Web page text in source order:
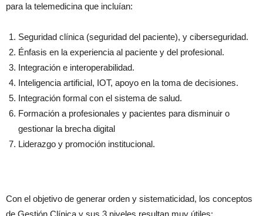
para la telemedicina que incluían:
Seguridad clínica (seguridad del paciente), y ciberseguridad.
Énfasis en la experiencia al paciente y del profesional.
Integración e interoperabilidad.
Inteligencia artificial, IOT, apoyo en la toma de decisiones.
Integración formal con el sistema de salud.
Formación a profesionales y pacientes para disminuir o
gestionar la brecha digital
Liderazgo y promoción institucional.
Con el objetivo de generar orden y sistematicidad, los conceptos
de Gestión Clínica y sus 3 niveles resultan muy útiles: